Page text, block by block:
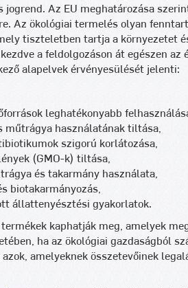
jogrend. Az EU meghatározása
Az ökológiai termelés olyan
tiszteletben tartja a környezetet
a feldolgozáson át egészen az
alapelvek érvényesülését jelenti:
leghatékonyabb
műtrágya használatának tiltása,
szigorú korlátozása,
(GMO-k) tiltása,
és takarmány használata,
biotakarmányozás,
állattenyésztési gyakorlatok.
kaphatják meg, amelyek
ha az ökológiai gazdaságból
amelyeknek összetevőinek